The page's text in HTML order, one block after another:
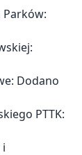
Parków:
:
: Dodano
PTTK:
i